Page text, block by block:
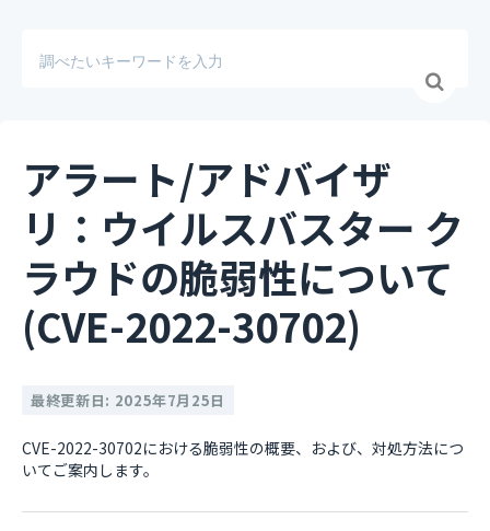
アラート/アドバイザ
リ：ウイルスバスター ク
ラウドの脆弱性について
(CVE-2022-30702)
最終更新日: 2025年7月25日
CVE-2022-30702における脆弱性の概要、および、対処方法につ
いてご案内します。